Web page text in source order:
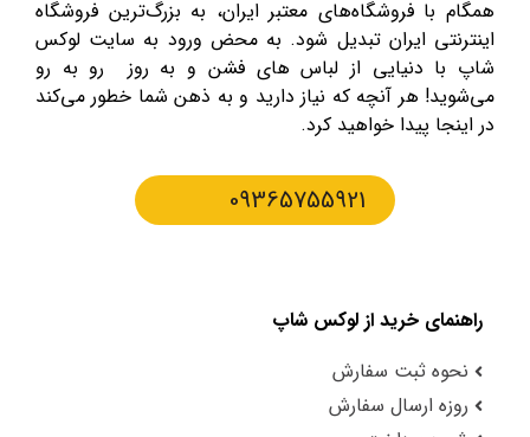
همگام با فروشگاه‌های معتبر ایران، به بزرگ‌ترین فروشگاه
اینترنتی ایران تبدیل شود. به محض ورود به سایت لوکس
شاپ با دنیایی از لباس های فشن و به روز رو به رو
می‌شوید! هر آنچه که نیاز دارید و به ذهن شما خطور می‌کند
در اینجا پیدا خواهید کرد.
09365755921
راهنمای خرید از لوکس شاپ
نحوه ثبت سفارش
روزه ارسال سفارش